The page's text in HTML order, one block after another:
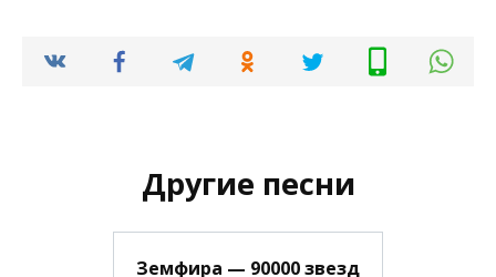
Другие песни
Земфира — 90000 звезд